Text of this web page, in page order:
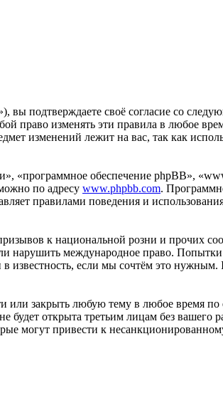
подтверждаете своё согласие со
право изменять эти правила в любое
изменений лежит на вас, так как
«программное обеспечение phpBB»,
по адресу www.phpbb.com.
правилами поведения и
к национальной розни и прочих
нарушить международное право.
если мы сочтём это нужным.
или закрыть любую тему в любое время
будет открыта третьим лицам без вашего
могут привести к